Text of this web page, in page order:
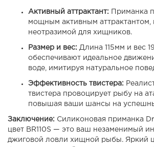
Активный аттрактант: Приманка
мощным активным аттрактантом,
неотразимой для хищников.
Размер и вес: Длина 115мм и вес
обеспечивают идеальное
воде, имитируя натуральное
Эффективность твистера:
твистера провоцирует рыбу на
повышая ваши шансы на
Заключение: Силиконовая приманка
цвет BR110S — это ваш незаменимый
джиговой ловли хищной рыбы. Яркий